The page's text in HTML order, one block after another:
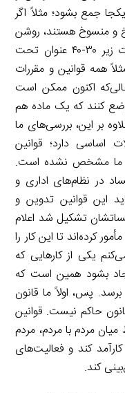
جمع بشود؛ مثلاً اگر
و منسوخ هستند، روشن
بشوند. برای نمونه، کل قوانین و مقررات زیر ۳۰-۴۰ عنوان تحت
همه قوانین و مقررات
اکنون ممکن است
کنند که یک ماده هم
بر این، بررسی‌های ما
اساسی دارد؛ قوانین
ما مشخص نشده است.
در نظام‌های اداری و
این قوانین تدوین و
تشکیل شد اعلام
کرده‌اند تا این کار را
یکی از کارهایی که
بشود همین است که
پس، اولاً ما قانون
حاکم نیست. قوانین
مردم با مردم، مردم
کند و فعالیت‌های
کند.